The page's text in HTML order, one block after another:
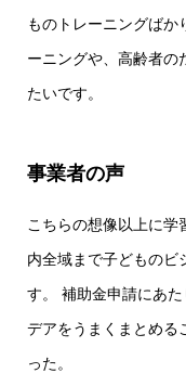
ものトレーニングばか
ーニングや、高齢者の
たいです。
事業者の声
こちらの想像以上に学
内全域まで子どものビ
す。 補助金申請にあ
デアをうまくまとめる
った。